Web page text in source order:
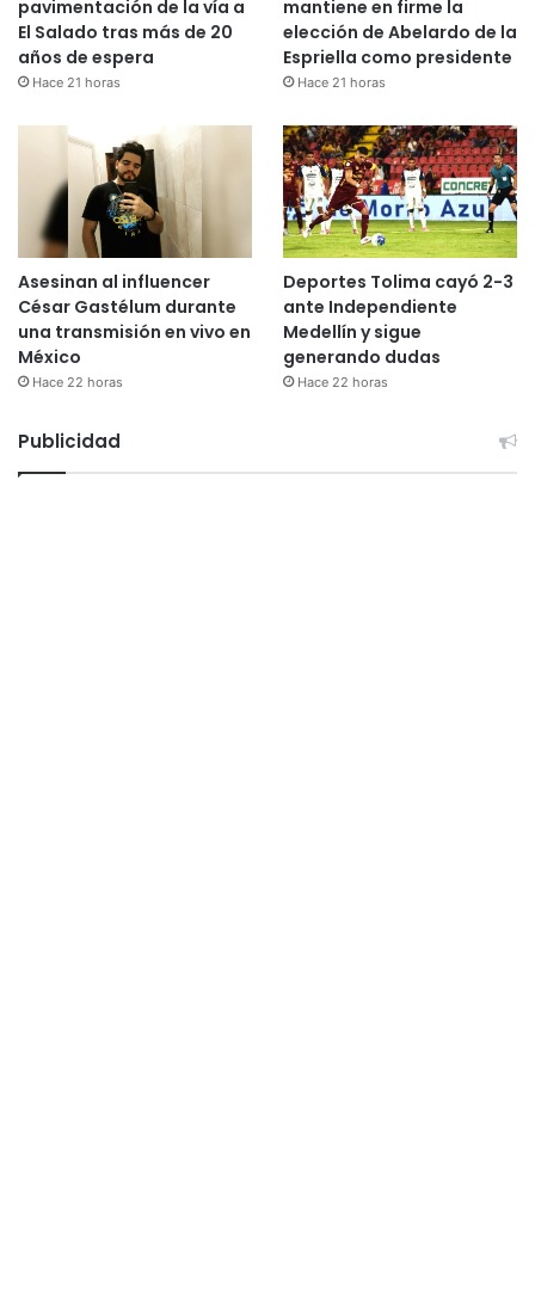
pavimentación de la vía a
El Salado tras más de 20
años de espera
Hace 21 horas
mantiene en firme la
elección de Abelardo de la
Espriella como presidente
Hace 21 horas
Asesinan al influencer
César Gastélum durante
una transmisión en vivo en
México
Hace 22 horas
Deportes Tolima cayó 2-3
ante Independiente
Medellín y sigue
generando dudas
Hace 22 horas
Publicidad